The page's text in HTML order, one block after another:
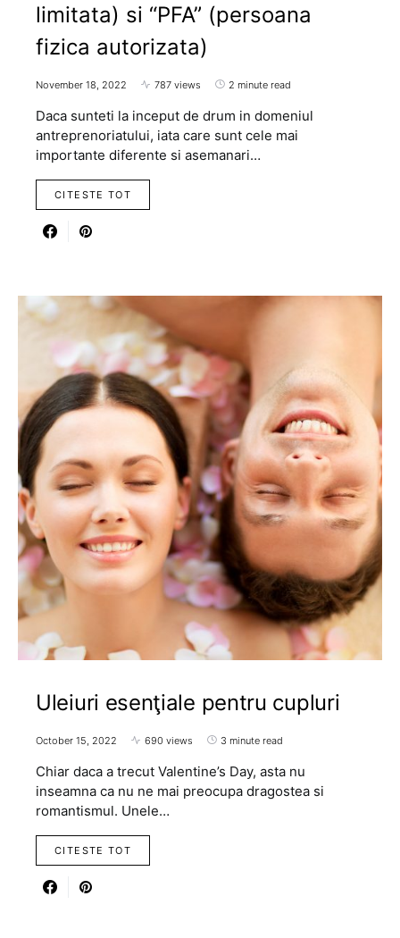
limitata) si “PFA” (persoana
fizica autorizata)
November 18, 2022 787 views 2 minute read
Daca sunteti la inceput de drum in domeniul
antreprenoriatului, iata care sunt cele mai
importante diferente si asemanari…
CITESTE TOT
Uleiuri esenţiale pentru cupluri
October 15, 2022 690 views 3 minute read
Chiar daca a trecut Valentine’s Day, asta nu
inseamna ca nu ne mai preocupa dragostea si
romantismul. Unele…
CITESTE TOT